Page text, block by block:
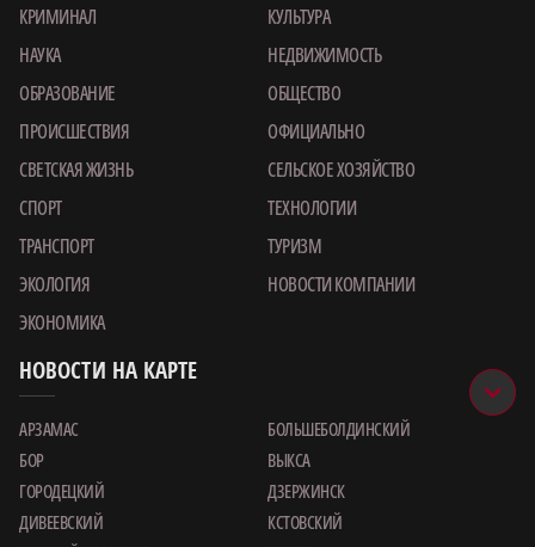
КРИМИНАЛ
КУЛЬТУРА
НАУКА
НЕДВИЖИМОСТЬ
ОБРАЗОВАНИЕ
ОБЩЕСТВО
ПРОИСШЕСТВИЯ
ОФИЦИАЛЬНО
СВЕТСКАЯ ЖИЗНЬ
СЕЛЬСКОЕ ХОЗЯЙСТВО
СПОРТ
ТЕХНОЛОГИИ
ТРАНСПОРТ
ТУРИЗМ
ЭКОЛОГИЯ
НОВОСТИ КОМПАНИИ
ЭКОНОМИКА
НОВОСТИ НА КАРТЕ
АРЗАМАС
БОЛЬШЕБОЛДИНСКИЙ
БОР
ВЫКСА
ГОРОДЕЦКИЙ
ДЗЕРЖИНСК
ДИВЕЕВСКИЙ
КСТОВСКИЙ